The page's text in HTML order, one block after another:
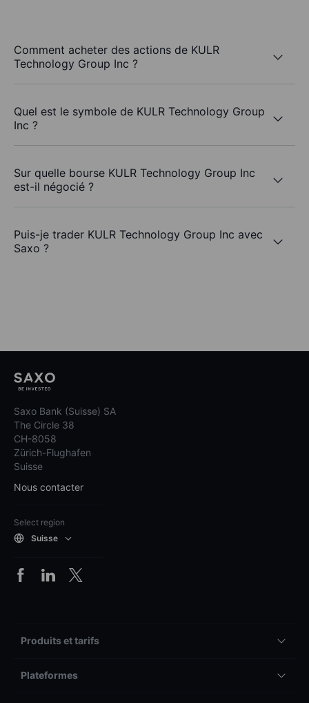
Comment acheter des actions de KULR
Technology Group Inc ?
Quel est le symbole de KULR Technology Group
Inc ?
Sur quelle bourse KULR Technology Group Inc
est-il négocié ?
Puis-je trader KULR Technology Group Inc avec
Saxo ?
Saxo Bank (Suisse) SA
The Circle 38
CH-8058
Zürich-Flughafen
Suisse
Nous contacter
Select region
Suisse
Produits et tarifs
Plateformes